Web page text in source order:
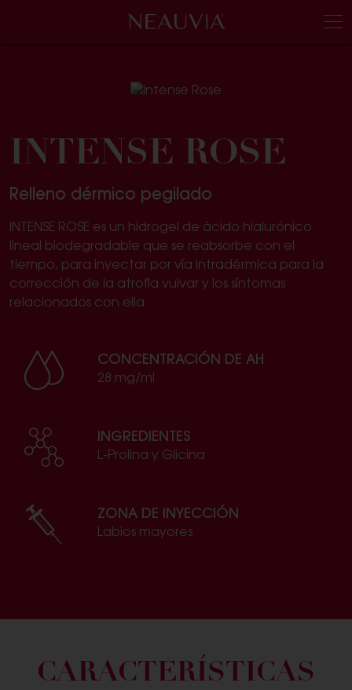
Neauvia
INTENSE ROSE
Relleno dérmico pegilado
INTENSE ROSE es un hidrogel de ácido hialurónico
lineal biodegradable que se reabsorbe con el
tiempo, para inyectar por vía intradérmica para la
corrección de la atrofia vulvar y los síntomas
relacionados con ella
CONCENTRACIÓN DE AH
28 mg/ml
INGREDIENTES
L-Prolina y Glicina
ZONA DE INYECCIÓN
Labios mayores
CARACTERÍSTICAS